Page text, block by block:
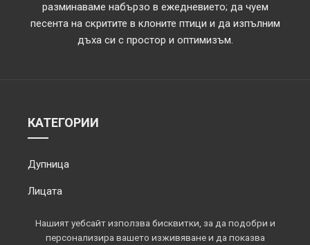
Нашият уебсайт използва бисквитки, за да подобри и
персонализира вашето изживяване и да показва
разминаваме набързо в ежедневието; да чуем
песента на скритите в клоните птици и да изпълним
дъха си с простор и оптимизъм.
КАТЕГОРИИ
Дупница
Лицата
Обектив